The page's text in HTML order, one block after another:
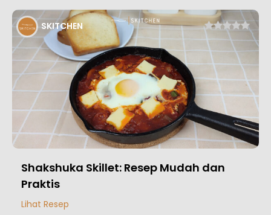
SKITCHEN
Shakshuka Skillet: Resep Mudah dan
Praktis
Lihat Resep